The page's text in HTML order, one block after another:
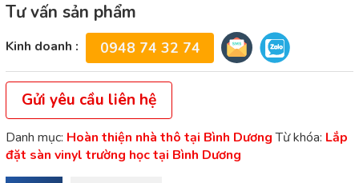
Tư vấn sản phẩm
Kinh doanh : 0948 74 32 74
Gửi yêu cầu liên hệ
Danh mục: Hoàn thiện nhà thô tại Bình Dương Từ khóa: Lắp
đặt sàn vinyl trường học tại Bình Dương